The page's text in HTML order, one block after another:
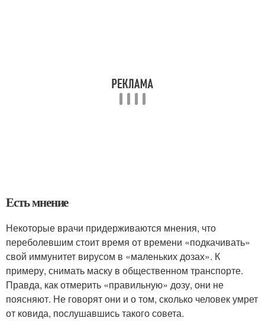
Есть мнение
Некоторые врачи придерживаются мнения, что
переболевшим стоит время от времени «подкачивать»
свой иммунитет вирусом в «маленьких дозах». К
примеру, снимать маску в общественном транспорте.
Правда, как отмерить «правильную» дозу, они не
поясняют. Не говорят они и о том, сколько человек умрет
от ковида, послушавшись такого совета.